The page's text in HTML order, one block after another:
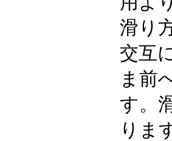
滑り
交互
ま前
す。
りま